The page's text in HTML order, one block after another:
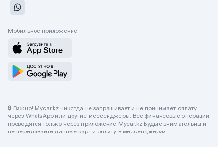
Мобильное приложение
🔒 Важно! Mycar.kz никогда не запрашивает и не принимает оплату
через WhatsApp или другие мессенджеры. Все финансовые операции
проводятся только через приложение Mycar.kz Будьте внимательны и
не передавайте данные карт и оплату в мессенджерах.